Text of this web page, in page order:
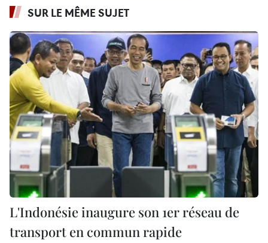
SUR LE MÊME SUJET
L'Indonésie inaugure son 1er réseau de
transport en commun rapide